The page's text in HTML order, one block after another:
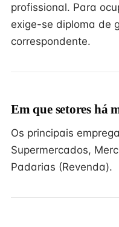
profissional. Para
exige-se diploma de
correspondente.
Em que setores há
Os principais
Supermercados,
Padarias (Revenda).